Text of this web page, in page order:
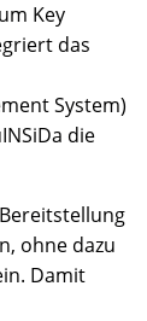
Key
das
System)
die
ohne dazu
Damit